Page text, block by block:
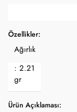
Özellikler:
Ağırlık
: 2.21
gr
Ürün Açıklaması: